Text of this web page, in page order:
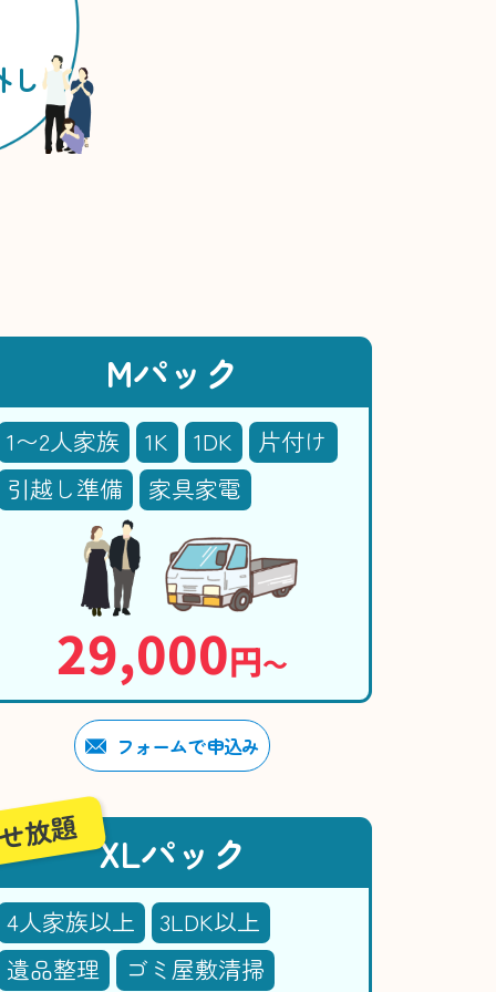
し
Mパック
1〜2人家族 1K 1DK
片付け
引越し準備
家具家電
29,000円〜
フォームで申込み
XLパック
4人家族以上
3LDK以上
遺品整理
ゴミ屋敷清掃
放題